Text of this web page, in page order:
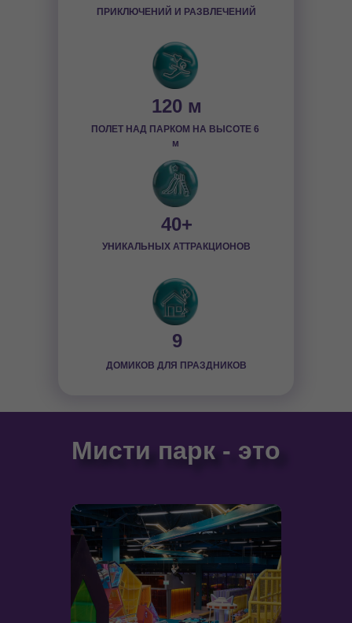
40+
ПРИКЛЮЧЕНИЙ И РАЗВЛЕЧЕНИЙ
120 м
ПОЛЕТ НАД ПАРКОМ НА ВЫСОТЕ 6
м
9
ДОМИКОВ ДЛЯ ПРАЗДНИКОВ
УНИКАЛЬНЫХ АТТРАКЦИОНОВ
Мисти парк - это